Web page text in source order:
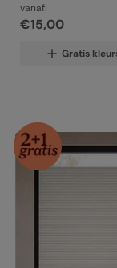
vanaf:
€15,00
Gratis